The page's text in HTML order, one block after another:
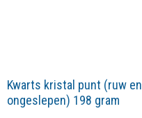
Kwarts kristal punt (ruw en
ongeslepen) 198 gram